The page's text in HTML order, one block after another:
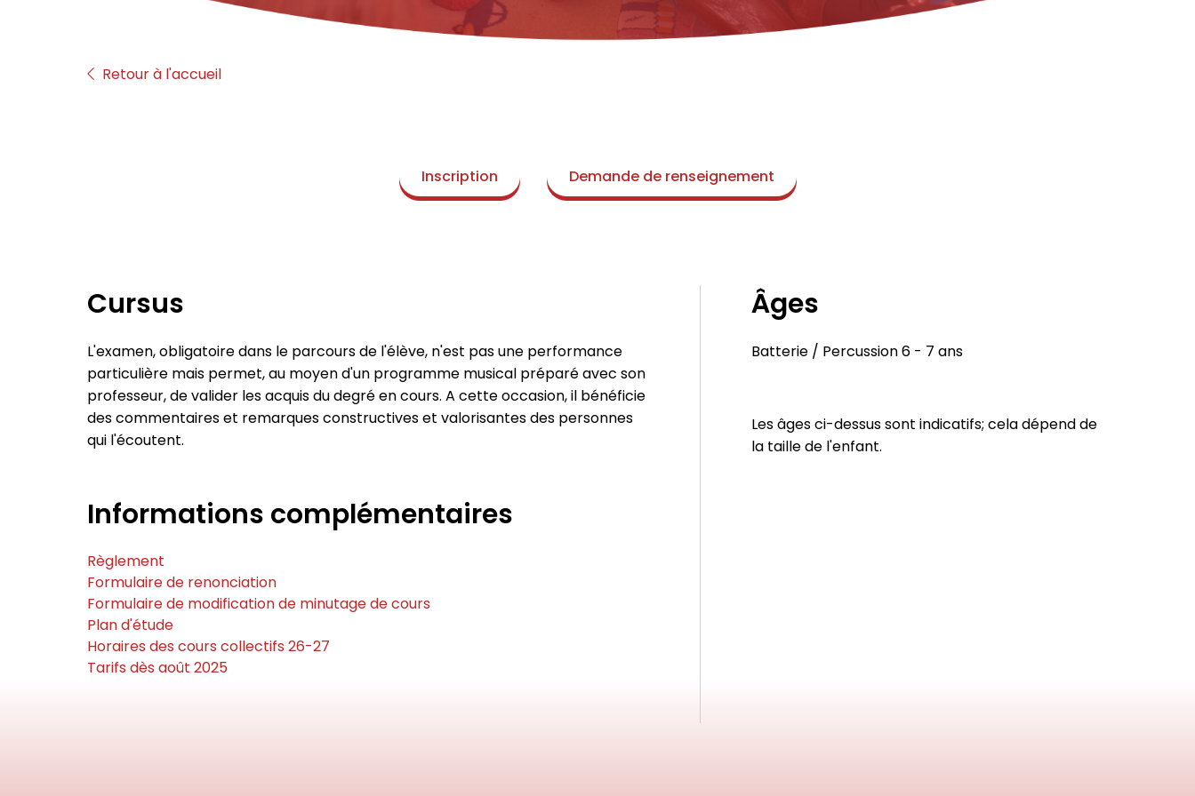
Retour à l'accueil
Inscription Demande de renseignement
Cursus
L'examen, obligatoire dans le parcours de l'élève, n'est pas une performance
particulière mais permet, au moyen d'un programme musical préparé avec son
professeur, de valider les acquis du degré en cours. A cette occasion, il bénéficie
des commentaires et remarques constructives et valorisantes des personnes
qui l'écoutent.
Informations complémentaires
Règlement
Formulaire de renonciation
Formulaire de modification de minutage de cours
Plan d'étude
Horaires des cours collectifs 26-27
Tarifs dès août 2025
Âges
Batterie / Percussion 6 - 7 ans
Les âges ci-dessus sont indicatifs; cela dépend de
la taille de l'enfant.